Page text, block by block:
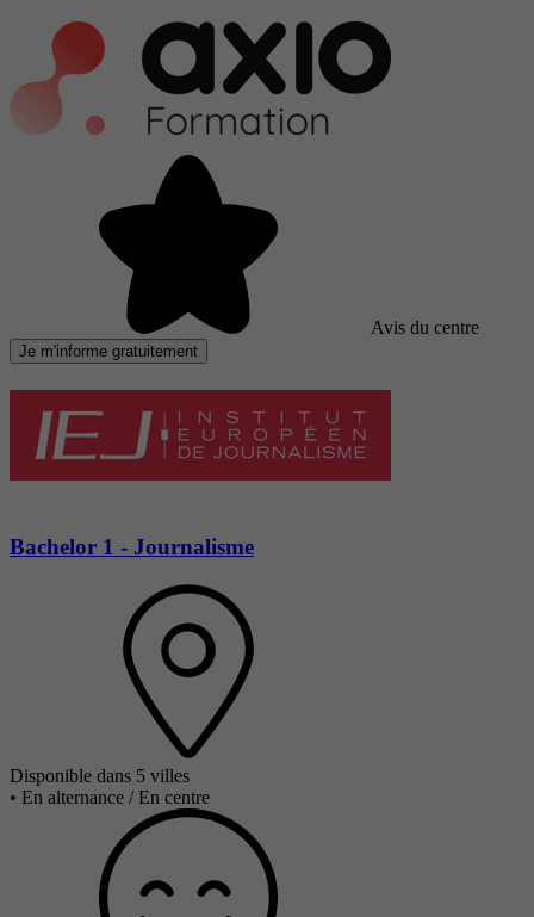
Avis du centre
Je m'informe gratuitement
Bachelor 1 - Journalisme
Disponible dans 5 villes
• En alternance / En centre